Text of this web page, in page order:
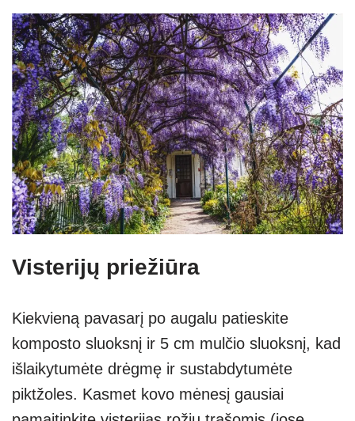
Visterijų priežiūra
Kiekvieną pavasarį po augalu patieskite
komposto sluoksnį ir 5 cm mulčio sluoksnį, kad
išlaikytumėte drėgmę ir sustabdytumėte
piktžoles. Kasmet kovo mėnesį gausiai